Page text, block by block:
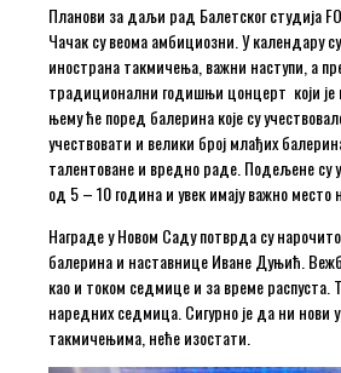
Планови за даљи рад Балетског студија
Чачак су веома амбициозни. У календару
инострана такмичења, важни наступи, а
традиционални годишњи цонцерт који је
њему ће поред балерина које су
учествовати и велики број млађих
талентоване и вредно раде. Подељене су
од 5 – 10 година и увек имају важно место
Награде у Новом Саду потврда су
балерина и наставнице Иване Дуњић.
као и током седмице и за време распуста.
наредних седмица. Сигурно је да ни нови
такмичењима, неће изостати.